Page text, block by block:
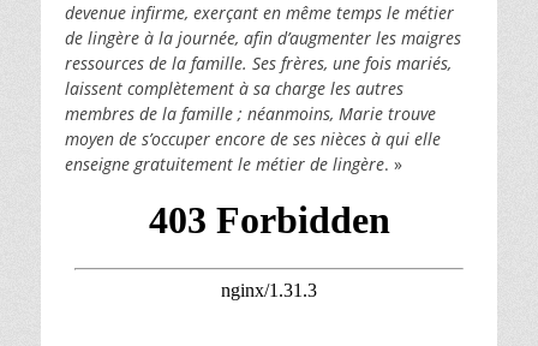
devenue infirme, exerçant en même temps le métier
de lingère à la journée, afin d’augmenter les maigres
ressources de la famille. Ses frères, une fois mariés,
laissent complètement à sa charge les autres
membres de la famille ; néanmoins, Marie trouve
moyen de s’occuper encore de ses nièces à qui elle
enseigne gratuitement le métier de lingère. »